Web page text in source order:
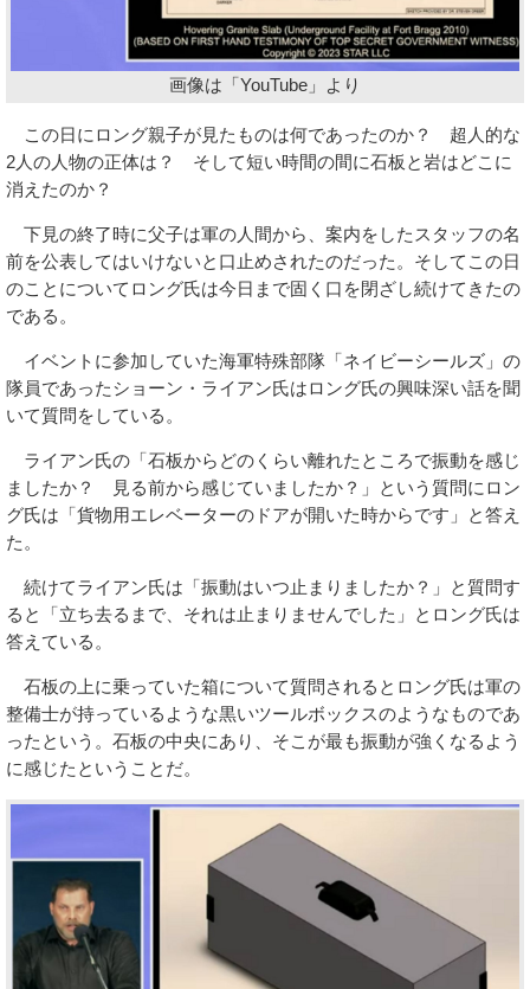
画像は「YouTube」より
この日にロング親子が見たものは何であったのか？ 超人的な
2人の人物の正体は？ そして短い時間の間に石板と岩はどこに
消えたのか？
下見の終了時に父子は軍の人間から、案内をしたスタッフの名
前を公表してはいけないと口止めされたのだった。そしてこの日
のことについてロング氏は今日まで固く口を閉ざし続けてきたの
である。
イベントに参加していた海軍特殊部隊「ネイビーシールズ」の
隊員であったショーン・ライアン氏はロング氏の興味深い話を聞
いて質問をしている。
ライアン氏の「石板からどのくらい離れたところで振動を感じ
ましたか？ 見る前から感じていましたか？」という質問にロン
グ氏は「貨物用エレベーターのドアが開いた時からです」と答え
た。
続けてライアン氏は「振動はいつ止まりましたか？」と質問す
ると「立ち去るまで、それは止まりませんでした」とロング氏は
答えている。
石板の上に乗っていた箱について質問されるとロング氏は軍の
整備士が持っているような黒いツールボックスのようなものであ
ったという。石板の中央にあり、そこが最も振動が強くなるよう
に感じたということだ。